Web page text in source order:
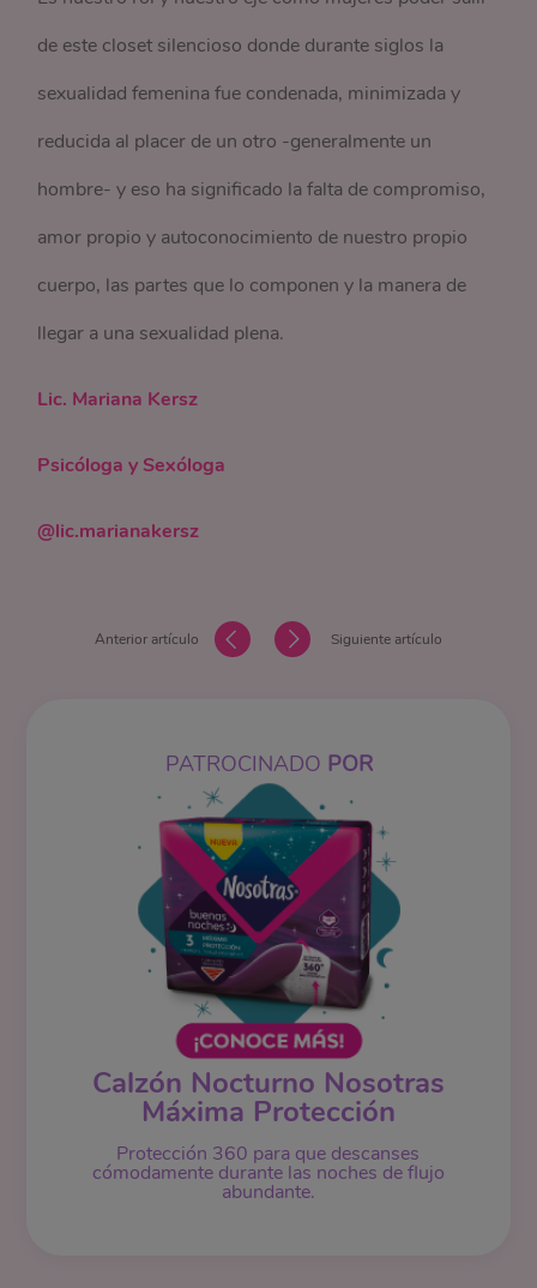
de este closet silencioso donde durante siglos la
sexualidad femenina fue condenada, minimizada y
reducida al placer de un otro -generalmente un
hombre- y eso ha significado la falta de compromiso,
amor propio y autoconocimiento de nuestro propio
cuerpo, las partes que lo componen y la manera de
llegar a una sexualidad plena.
Lic. Mariana Kersz
Psicóloga y Sexóloga
@lic.marianakersz
Anterior artículo Siguiente artículo
PATROCINADO POR
Calzón Nocturno Nosotras
Máxima Protección
Protección 360 para que descanses
cómodamente durante las noches de flujo
abundante.